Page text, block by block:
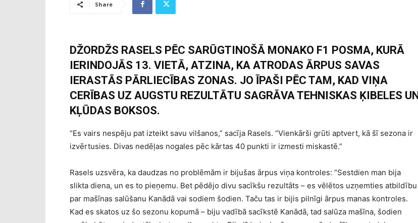
Share
DŽORDŽS RASELS PĒC SARŪGTINOŠĀ MONAKO F1 POSMA, KURĀ
IERINDOJĀS 13. VIETĀ, ATZINA, KA ATRODAS ĀRPUS SAVAS
IERASTĀS PĀRLIECĪBAS ZONAS. JO ĪPAŠI PĒC TAM, KAD VIŅA
CERĪBAS UZ AUGSTU REZULTĀTU SAGRĀVA TEHNISKAS ĶIBELES UN
KĻŪDAS BOKSOS.
“Es vairs nespēju pat izteikt savu vilšanos,” sacīja Rasels. “Vienkārši grūti aptvert, kā šī sezona ir
izvērtusies. Divas nedēļas nogales pēc kārtas 40 punkti ir izmesti miskastē.”
Rasels uzsvēra, ka daudzas no problēmām ir bijušas ārpus viņa kontroles: “Sestdien man bija
slikta diena, un es to pieņemu. Bet pēdējo divu sacīkšu rezultāts – es vēlētos uzņemties atbildību
par mašīnas salūšanu Kanādā vai sodiem šodien. Taču tas ir bijis pilnīgi ārpus manas kontroles.
Kad es skatos uz šo sezonu kopumā – biju vadībā sacīkstē Kanādā, tad salūza mašīna, šodien